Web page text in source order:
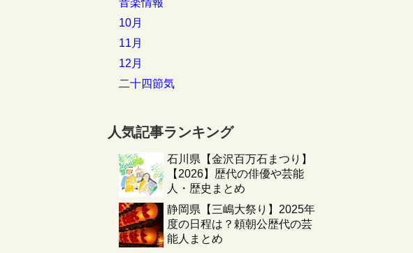
音楽情報
10月
11月
12月
二十四節気
人気記事ランキング
石川県【金沢百万石まつり】
【2026】歴代の俳優や芸能
人・歴史まとめ
静岡県【三嶋大祭り】2025年
度の日程は？頼朝公歴代の芸
能人まとめ